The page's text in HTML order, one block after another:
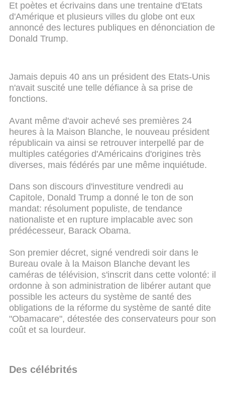
Et poètes et écrivains dans une trentaine d'Etats
d'Amérique et plusieurs villes du globe ont eux
annoncé des lectures publiques en dénonciation de
Donald Trump.
Jamais depuis 40 ans un président des Etats-Unis
n'avait suscité une telle défiance à sa prise de
fonctions.
Avant même d'avoir achevé ses premières 24
heures à la Maison Blanche, le nouveau président
républicain va ainsi se retrouver interpellé par de
multiples catégories d'Américains d'origines très
diverses, mais fédérés par une même inquiétude.
Dans son discours d'investiture vendredi au
Capitole, Donald Trump a donné le ton de son
mandat: résolument populiste, de tendance
nationaliste et en rupture implacable avec son
prédécesseur, Barack Obama.
Son premier décret, signé vendredi soir dans le
Bureau ovale à la Maison Blanche devant les
caméras de télévision, s'inscrit dans cette volonté: il
ordonne à son administration de libérer autant que
possible les acteurs du système de santé des
obligations de la réforme du système de santé dite
"Obamacare", détestée des conservateurs pour son
coût et sa lourdeur.
Des célébrités